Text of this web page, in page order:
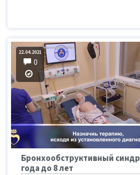
22.04.2021
0
Бронхообструктивный
года до 8 лет